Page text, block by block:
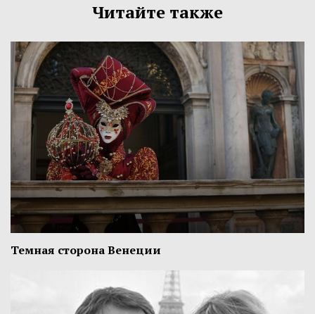
Читайте также
Темная сторона Венеции